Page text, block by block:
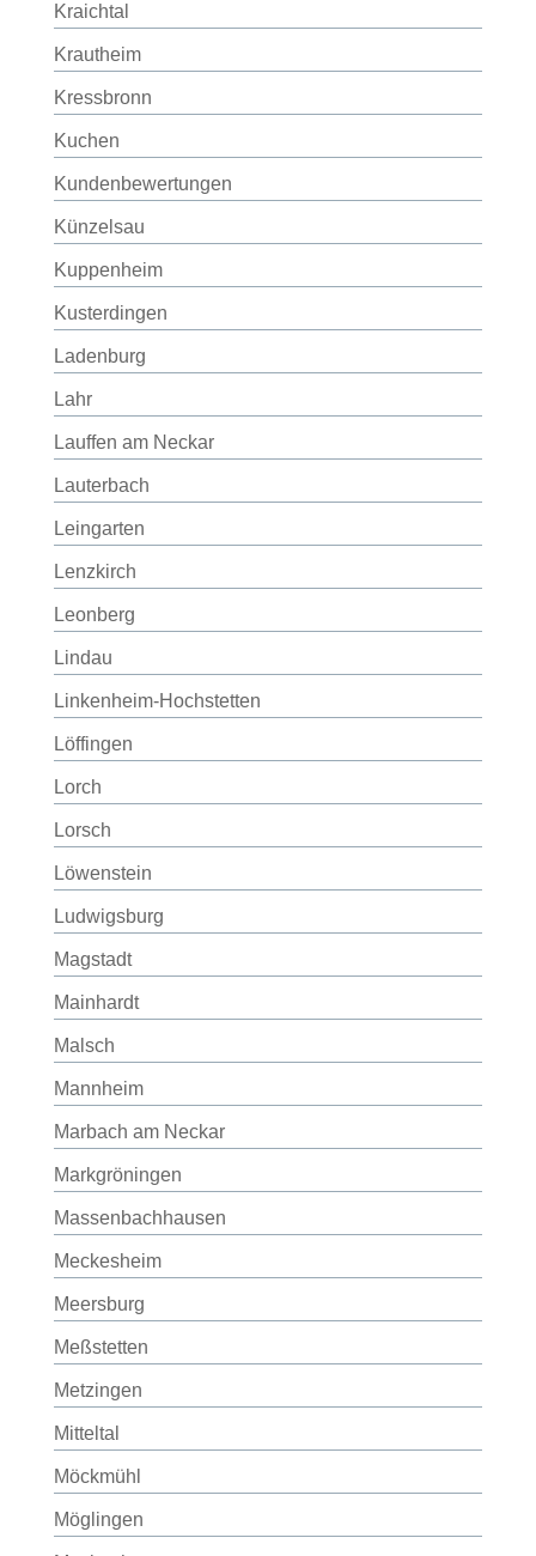
Kraichtal
Krautheim
Kressbronn
Kuchen
Kundenbewertungen
Künzelsau
Kuppenheim
Kusterdingen
Ladenburg
Lahr
Lauffen am Neckar
Lauterbach
Leingarten
Lenzkirch
Leonberg
Lindau
Linkenheim-Hochstetten
Löffingen
Lorch
Lorsch
Löwenstein
Ludwigsburg
Magstadt
Mainhardt
Malsch
Mannheim
Marbach am Neckar
Markgröningen
Massenbachhausen
Meckesheim
Meersburg
Meßstetten
Metzingen
Mitteltal
Möckmühl
Möglingen